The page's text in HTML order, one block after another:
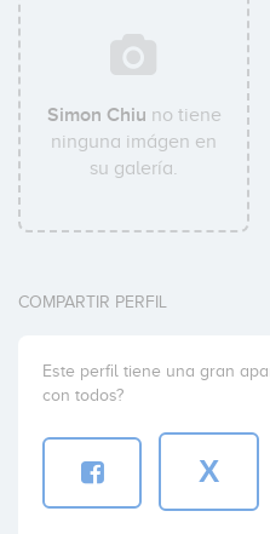
Simon Chiu no tiene
ninguna imágen en
su galería.
COMPARTIR PERFIL
Este perfil tiene una gran
con todos?
X